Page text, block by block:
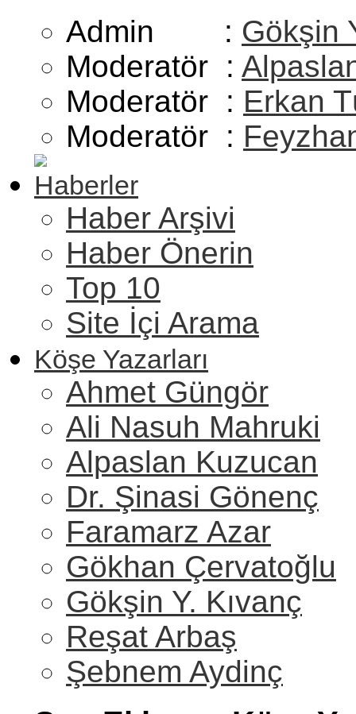
Admin : Gökşin
Moderatör :
Moderatör : Erkan
Moderatör :
Haberler
Haber Arşivi
Haber Önerin
Top 10
Site İçi Arama
Köşe Yazarları
Ahmet Güngör
Ali Nasuh Mahruki
Alpaslan Kuzucan
Dr. Şinasi Gönenç
Faramarz Azar
Gökhan Çervatoğlu
Gökşin Y. Kıvanç
Reşat Arbaş
Şebnem Aydinç